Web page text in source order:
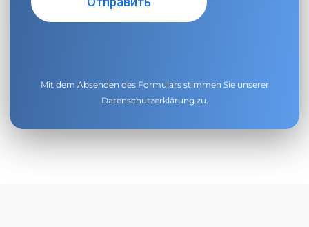
Mit dem Absenden des Formulars stimmen Sie unserer
Datenschutzerklärung zu.